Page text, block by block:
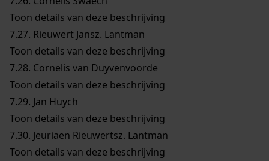
Toon details van deze beschrijving
7.27. Rieuwert Jansz. Lantman
Toon details van deze beschrijving
7.28. Cornelis van Duyvenvoorde
Toon details van deze beschrijving
7.29. Jan Huych
Toon details van deze beschrijving
7.30. Jeuriaen Rieuwertsz. Lantman
Toon details van deze beschrijving